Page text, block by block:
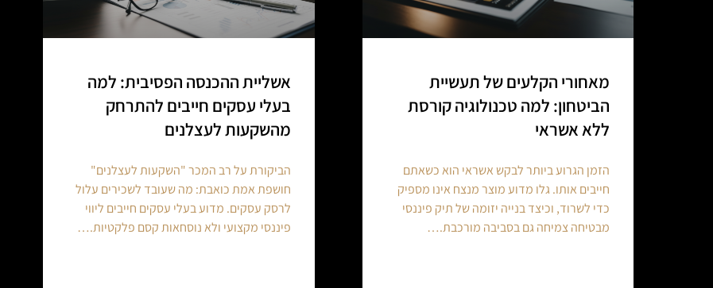
מאחורי הקלעים של תעשיית
הביטחון: למה טכנולוגיה קורסת
ללא אשראי
הזמן הגרוע ביותר לבקש אשראי הוא כשאתם
חייבים אותו. גלו מדוע מוצר מנצח אינו מספיק
כדי לשרוד, וכיצד בנייה יזומה של תיק פיננסי
מבטיחה צמיחה גם בסביבה מורכבת.…
אשליית ההכנסה הפסיבית: למה
בעלי עסקים חייבים להתרחק
מהשקעות לעצלנים
הביקורת על רב המכר "השקעות לעצלנים"
חושפת אמת כואבת: מה שעובד לשכירים עלול
לרסק עסקים. מדוע בעלי עסקים חייבים ליווי
פיננסי מקצועי ולא נוסחאות קסם פלקטיות.…